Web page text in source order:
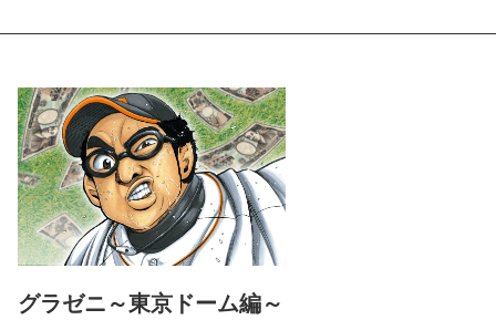
グラゼニ～東京ドーム編～